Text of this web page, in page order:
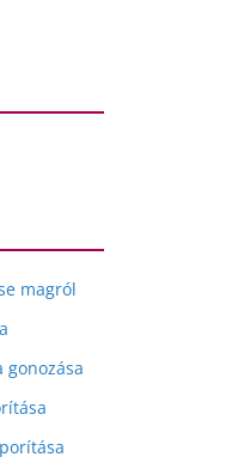
magról
gonozása